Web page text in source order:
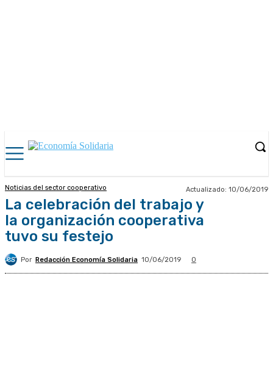
Noticias del sector cooperativo Actualizado: 10/06/2019
La celebración del trabajo y
la organización cooperativa
tuvo su festejo
Por Redacción Economía Solidaria 10/06/2019 0